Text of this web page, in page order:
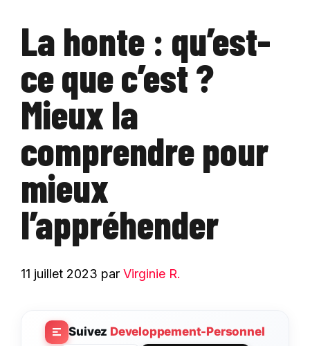
La honte : qu’est-
ce que c’est ?
Mieux la
comprendre pour
mieux
l’appréhender
11 juillet 2023 par Virginie R.
Suivez Developpement-Personnel